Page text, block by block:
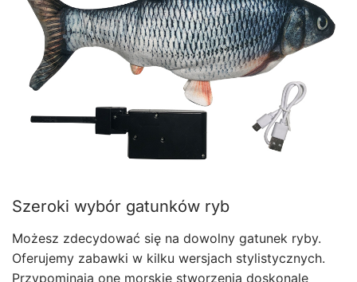
Szeroki wybór gatunków ryb
Możesz zdecydować się na dowolny gatunek ryby.
Oferujemy zabawki w kilku wersjach stylistycznych.
Przypominają one morskie stworzenia doskonale